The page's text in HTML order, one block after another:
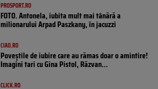
PROSPORT.RO
FOTO. Antonela, iubita mult mai tânără a
milionarului Arpad Paszkany, în jacuzzi
CIAO.RO
Poveştile de iubire care au rămas doar o amintire!
Imagini tari cu Gina Pistol, Răzvan...
CLICK.RO